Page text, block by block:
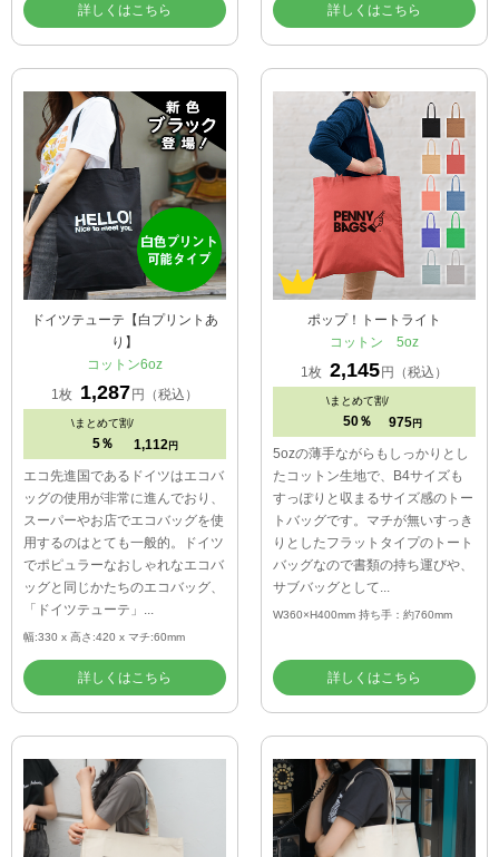
詳しくはこちら 詳しくはこちら
ドイツテューテ【白プリントあ
り】
コットン6oz
1枚
1,287円（税込）
\まとめて割/
5％ 1,112 円
エコ先進国であるドイツはエコバ
ッグの使用が非常に進んでおり、
スーパーやお店でエコバッグを使
用するのはとても一般的。ドイツ
でポピュラーなおしゃれなエコバ
ッグと同じかたちのエコバッグ、
「ドイツテューテ」...
幅:330 x 高さ:420 x マチ:60mm
詳しくはこちら
ポップ！トートライト
コットン 5oz
1枚 2,145円（税込）
\まとめて割/
50％ 975 円
5ozの薄手ながらもしっかりとし
たコットン生地で、B4サイズも
すっぽりと収まるサイズ感のトー
トバッグです。マチが無いすっき
りとしたフラットタイプのトート
バッグなので書類の持ち運びや、
サブバッグとして...
W360×H400mm 持ち手：約760mm
詳しくはこちら